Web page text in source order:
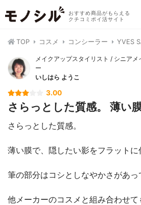
おすすめ商品がもらえる
クチコミポイ活サイト
TOP コスメ コンシーラー YVES
メイクアップスタイリスト / シニア
ー
いしはら ようこ
3.00
さらっとした質感。 薄い
さらっとした質感。
薄い膜で、隠したい影をフラットに
筆の部分はコシとしなやかさがあっ
他メーカーのコスメと組み合わせ